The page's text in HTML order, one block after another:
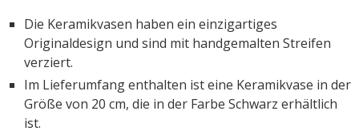
Die Keramikvasen haben ein einzigartiges
Originaldesign und sind mit handgemalten Streifen
verziert.
Im Lieferumfang enthalten ist eine Keramikvase in der
Größe von 20 cm, die in der Farbe Schwarz erhältlich
ist.